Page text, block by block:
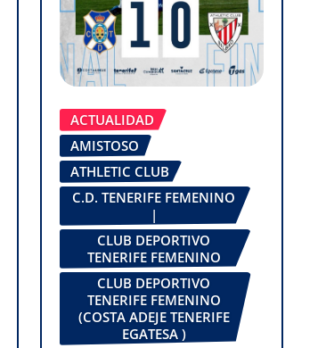
ACTUALIDAD
AMISTOSO
ATHLETIC CLUB
C.D. TENERIFE FEMENINO
|
CLUB DEPORTIVO
TENERIFE FEMENINO
CLUB DEPORTIVO
TENERIFE FEMENINO
(COSTA ADEJE TENERIFE
EGATESA )